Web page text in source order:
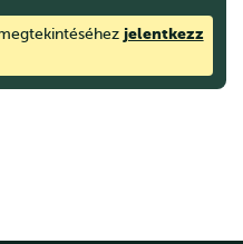
jelentkezz